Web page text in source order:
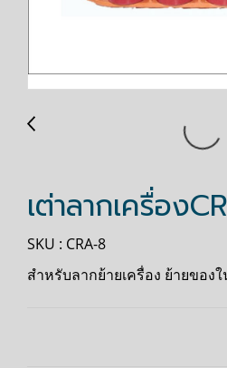
เต่าลากเครื่อง
SKU : CRA-8
สำหรับลากย้ายเครื่อง ย้ายขอ